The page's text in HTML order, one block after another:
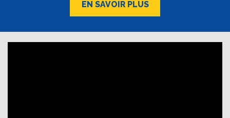
EN SAVOIR PLUS